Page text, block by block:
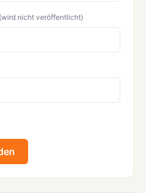
(wird nicht veröffentlicht)